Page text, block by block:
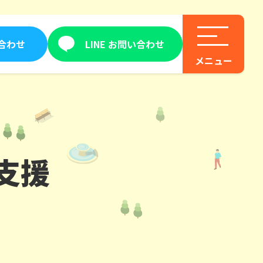
わせ LINE お問い合わせ
援